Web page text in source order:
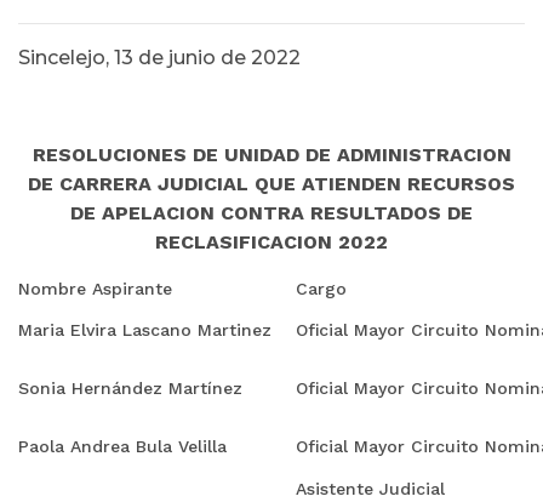
Sincelejo, 13 de junio de 2022
RESOLUCIONES DE UNIDAD DE ADMINISTRACION
DE CARRERA JUDICIAL QUE ATIENDEN RECURSOS
DE APELACION CONTRA RESULTADOS DE
RECLASIFICACION 2022
Nombre Aspirante Cargo
Maria Elvira Lascano Martinez Oficial Mayor Circuito
Sonia Hernández Martínez Oficial Mayor Circuito
Paola Andrea Bula Velilla Oficial Mayor Circuito
Asistente Judicial